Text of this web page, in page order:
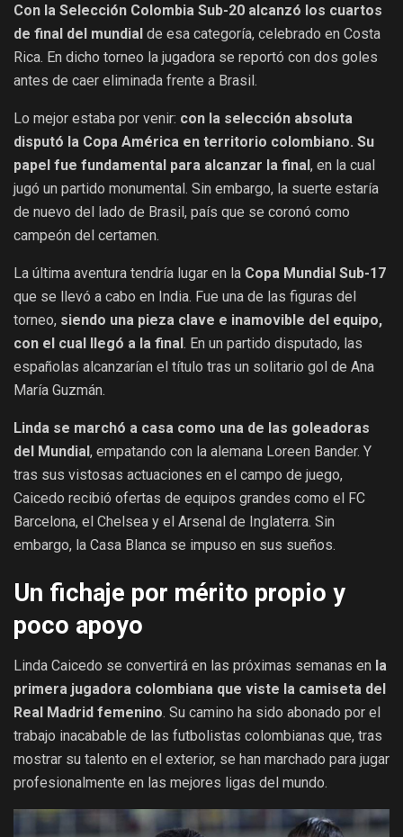
Con la Selección Colombia Sub-20 alcanzó los cuartos
de final del mundial de esa categoría, celebrado en Costa
Rica. En dicho torneo la jugadora se reportó con dos goles
antes de caer eliminada frente a Brasil.
Lo mejor estaba por venir: con la selección absoluta
disputó la Copa América en territorio colombiano. Su
papel fue fundamental para alcanzar la final, en la cual
jugó un partido monumental. Sin embargo, la suerte estaría
de nuevo del lado de Brasil, país que se coronó como
campeón del certamen.
La última aventura tendría lugar en la Copa Mundial Sub-17
que se llevó a cabo en India. Fue una de las figuras del
torneo, siendo una pieza clave e inamovible del equipo,
con el cual llegó a la final. En un partido disputado, las
españolas alcanzarían el título tras un solitario gol de Ana
María Guzmán.
Linda se marchó a casa como una de las goleadoras
del Mundial, empatando con la alemana Loreen Bander. Y
tras sus vistosas actuaciones en el campo de juego,
Caicedo recibió ofertas de equipos grandes como el FC
Barcelona, el Chelsea y el Arsenal de Inglaterra. Sin
embargo, la Casa Blanca se impuso en sus sueños.
Un fichaje por mérito propio y
poco apoyo
Linda Caicedo se convertirá en las próximas semanas en la
primera jugadora colombiana que viste la camiseta del
Real Madrid femenino. Su camino ha sido abonado por el
trabajo inacabable de las futbolistas colombianas que, tras
mostrar su talento en el exterior, se han marchado para jugar
profesionalmente en las mejores ligas del mundo.